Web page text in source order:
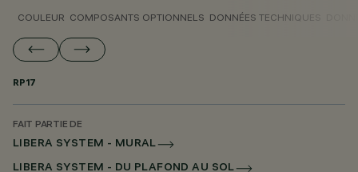
COULEUR COMPOSANTS OPTIONNELS DONNÉES TECHNIQUES
RP17
FAIT PARTIE DE
LIBERA SYSTEM - MURAL
LIBERA SYSTEM - DU PLAFOND AU SOL